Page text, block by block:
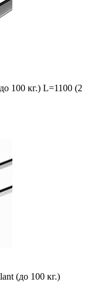
100 кг.) L=1100 (2
(до 100 кг.)